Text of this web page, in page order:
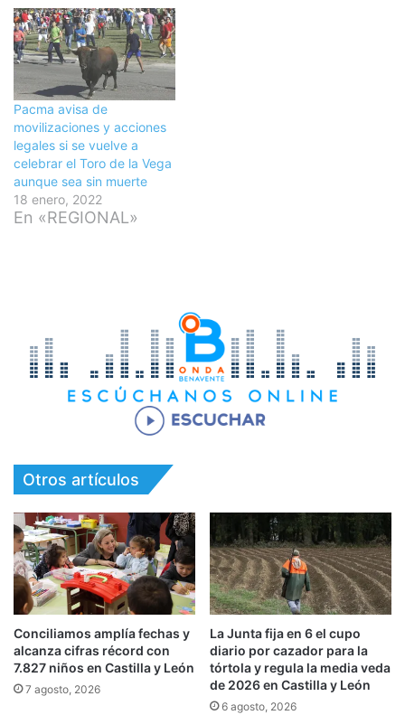
Pacma avisa de
movilizaciones y acciones
legales si se vuelve a
celebrar el Toro de la Vega
aunque sea sin muerte
18 enero, 2022
En «REGIONAL»
Otros artículos
Conciliamos amplía fechas y
alcanza cifras récord con
7.827 niños en Castilla y León
7 agosto, 2026
La Junta fija en 6 el cupo
diario por cazador para la
tórtola y regula la media veda
de 2026 en Castilla y León
6 agosto, 2026